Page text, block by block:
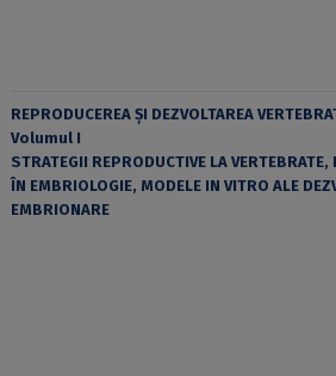
REPRODUCEREA ȘI DEZVOLTAREA
Volumul I
STRATEGII REPRODUCTIVE LA VERTEBRATE,
ÎN EMBRIOLOGIE, MODELE IN VITRO ALE
EMBRIONARE